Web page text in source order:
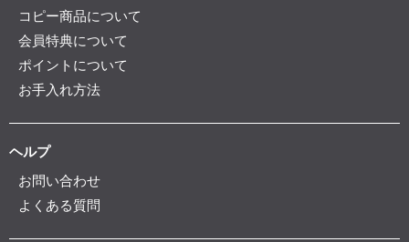
コピー商品について
会員特典について
ポイントについて
お手入れ方法
ヘルプ
お問い合わせ
よくある質問